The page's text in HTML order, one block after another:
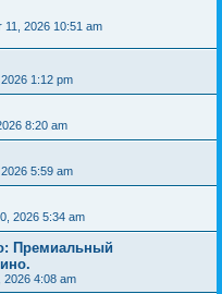
11, 2026 10:51 am
1:12 pm
8:20 am
5:59 am
2026 5:34 am
Премиальный
2026 4:08 am